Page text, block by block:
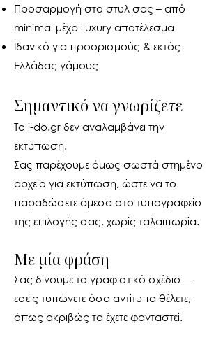
Προσαρμογή στο στυλ σας – από
minimal μέχρι luxury αποτέλεσμα
Ιδανικό για προορισμούς & εκτός
Ελλάδας γάμους
Σημαντικό να γνωρίζετε
Το i-do.gr δεν αναλαμβάνει την
εκτύπωση.
Σας παρέχουμε όμως σωστά στημένο
αρχείο για εκτύπωση, ώστε να το
παραδώσετε άμεσα στο τυπογραφείο
της επιλογής σας, χωρίς ταλαιπωρία.
Με μία φράση
Σας δίνουμε το γραφιστικό σχέδιο —
εσείς τυπώνετε όσα αντίτυπα θέλετε,
όπως ακριβώς τα έχετε φανταστεί.